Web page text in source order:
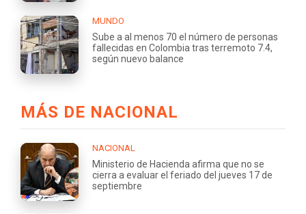
MUNDO
Sube a al menos 70 el número de personas
fallecidas en Colombia tras terremoto 7.4,
según nuevo balance
MÁS DE NACIONAL
NACIONAL
Ministerio de Hacienda afirma que no se
cierra a evaluar el feriado del jueves 17 de
septiembre